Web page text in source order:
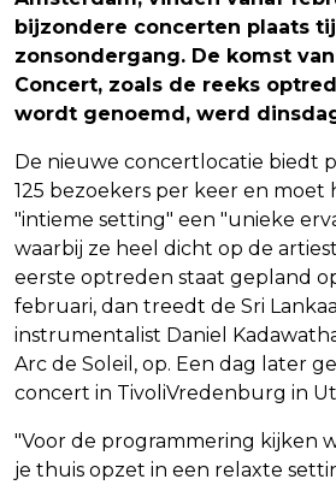
bijzondere concerten plaats
zonsondergang. De komst van
Concert, zoals de reeks
wordt genoemd, werd
De nieuwe concertlocatie biedt
125 bezoekers per keer en moet
"intieme setting" een "unieke
waarbij ze heel dicht op de
eerste optreden staat gepland
februari, dan treedt de Sri
instrumentalist Daniel
Arc de Soleil, op. Een dag later
concert in TivoliVredenburg in
"Voor de programmering kijken
je thuis opzet in een relaxte